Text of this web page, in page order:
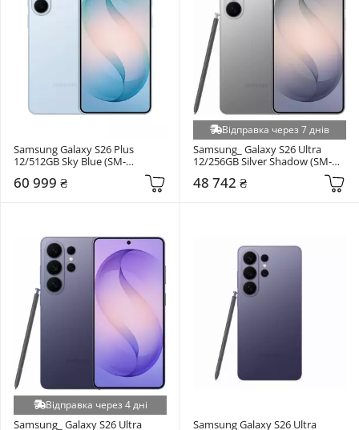
Samsung Galaxy S26 Plus
12/512GB Sky Blue (SM-
60 999 ₴
Відправка через 7 днів
Samsung_ Galaxy S26 Ultra
12/256GB Silver Shadow (SM-
48 742 ₴
Відправка через 4 дні
Samsung_ Galaxy S26 Ultra
Samsung Galaxy S26 Ultra